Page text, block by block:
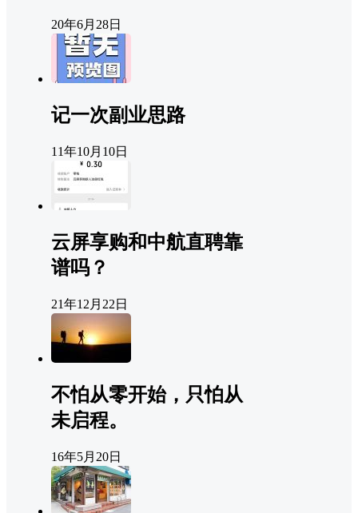
20年6月28日
记一次副业思路
11年10月10日
云屏享购和中航直聘靠
谱吗？
21年12月22日
不怕从零开始，只怕从
未启程。
16年5月20日